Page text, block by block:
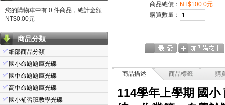
您的購物車中有 0 件商品，總計金額
NT$0.00元
商品分類
✅細部商品分類
✅ 國小命題題庫光碟
✅ 國中命題題庫光碟
✅高中命題題庫光碟
✅ 國小補習班教學光碟
商品總價： NT$100.0元
購買數量：
商品描述 商品標籤 購
114學年上學期 國